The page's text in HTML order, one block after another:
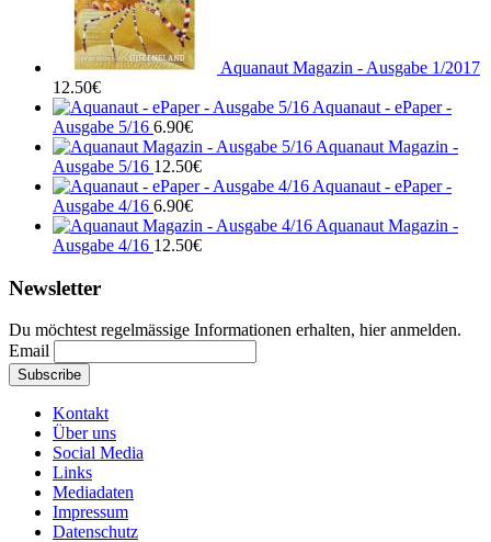
Aquanaut Magazin - Ausgabe 1/2017
12.50€
Aquanaut - ePaper -
Ausgabe 5/16 6.90€
Aquanaut Magazin -
Ausgabe 5/16 12.50€
Aquanaut - ePaper -
Ausgabe 4/16 6.90€
Aquanaut Magazin -
Ausgabe 4/16 12.50€
Newsletter
Du möchtest regelmässige Informationen erhalten, hier anmelden.
Email
Kontakt
Über uns
Social Media
Links
Mediadaten
Impressum
Datenschutz